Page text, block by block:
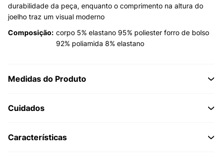
durabilidade da peça, enquanto o comprimento na altura do
joelho traz um visual moderno
Composição: corpo 5% elastano 95% poliester forro de bolso
92% poliamida 8% elastano
Medidas do Produto
Cuidados
Características